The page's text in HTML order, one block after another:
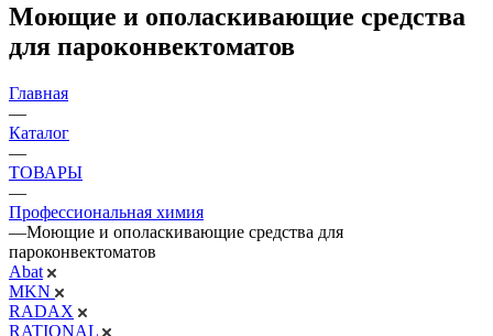
Моющие и ополаскивающие средства
для пароконвектоматов
Главная
—
Каталог
—
ТОВАРЫ
—
Профессиональная химия
—Моющие и ополаскивающие средства для
пароконвектоматов
Abat
MKN
RADAX
RATIONAL